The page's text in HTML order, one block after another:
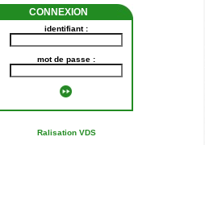
CONNEXION
identifiant :
mot de passe :
Ralisation VDS